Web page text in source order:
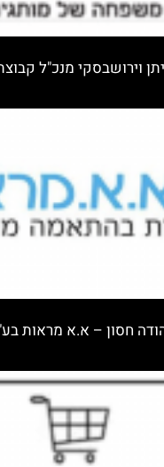
וירושבסקי מנכ"ל
חסון – א.א מראות